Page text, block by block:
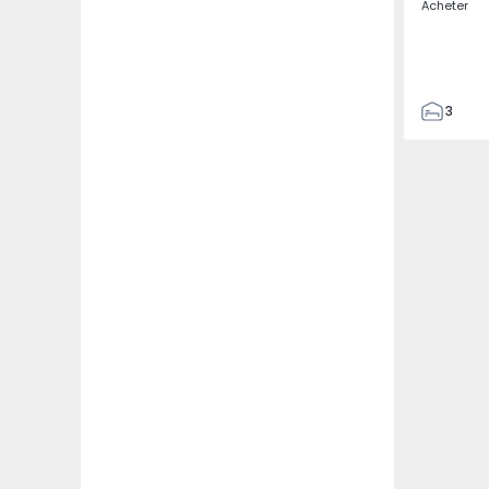
Acheter
3